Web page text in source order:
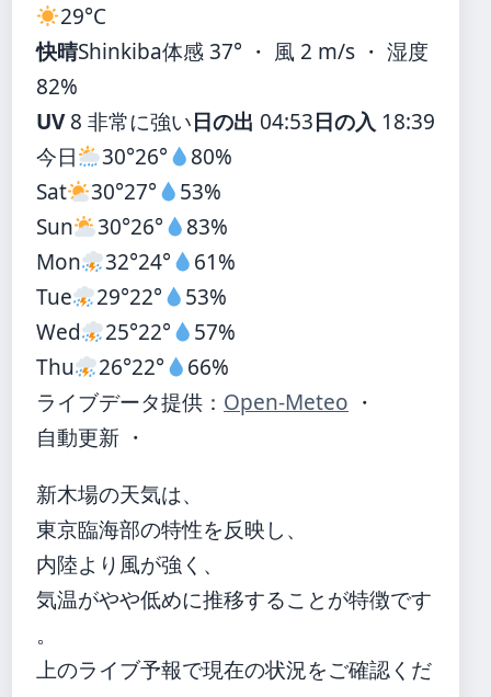
29°C
快晴Shinkiba体感 37° ・ 風 2 m/s ・ 湿度
82%
UV8 非常に強い日の出 04:53日の入 18:39
今日
30°26°
80%
Sat
30°27°
53%
Sun
30°26°
83%
Mon
32°24°
61%
Tue
29°22°
53%
Wed
25°22°
57%
Thu
26°22°
66%
ライブデータ提供： Open-Meteo ・
自動更新 ・
新木場の天気は、
東京臨海部の特性を反映し、
内陸より風が強く、
気温がやや低めに推移することが特徴です
。
上のライブ予報で現在の状況をご確認くだ